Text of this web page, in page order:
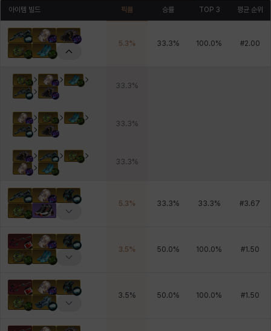
아이템 빌드 픽률 승률 TOP 3 평균 순위
5.3% 33.3% 100.0% #2.00
33.3%
33.3%
33.3%
5.3% 33.3% 33.3% #3.67
3.5% 50.0% 100.0% #1.50
3.5% 50.0% 100.0% #1.50